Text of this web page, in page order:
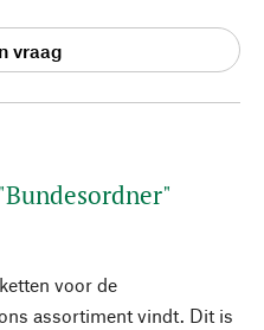
voor de
assortiment vindt. Dit is
vraag